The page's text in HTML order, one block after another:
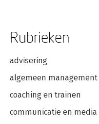
Rubrieken
advisering
algemeen management
coaching en trainen
communicatie en media